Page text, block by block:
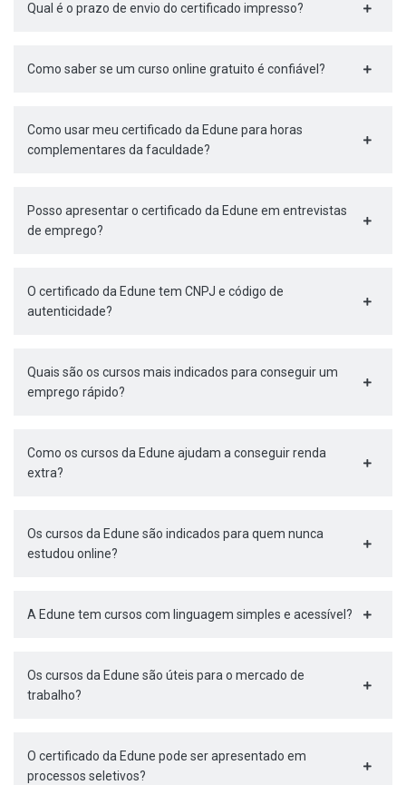
Qual é o prazo de envio do certificado impresso?
Como saber se um curso online gratuito é confiável?
Como usar meu certificado da Edune para horas
complementares da faculdade?
Posso apresentar o certificado da Edune em entrevistas
de emprego?
O certificado da Edune tem CNPJ e código de
autenticidade?
Quais são os cursos mais indicados para conseguir um
emprego rápido?
Como os cursos da Edune ajudam a conseguir renda
extra?
Os cursos da Edune são indicados para quem nunca
estudou online?
A Edune tem cursos com linguagem simples e acessível?
Os cursos da Edune são úteis para o mercado de
trabalho?
O certificado da Edune pode ser apresentado em
processos seletivos?